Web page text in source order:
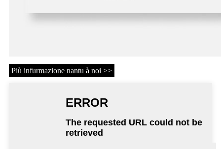
Più infurmazione nantu à noi >>